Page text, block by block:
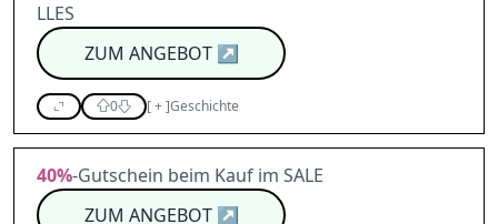
LLES
ZUM ANGEBOT↗
0 [+]Geschichte
40%-Gutschein beim Kauf im SALE
ZUM ANGEBOT↗